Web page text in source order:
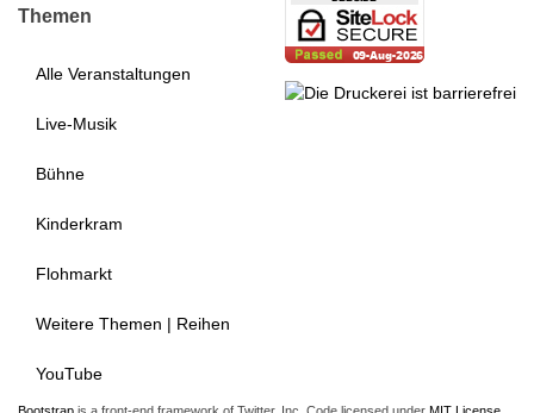
Themen
Alle Veranstaltungen
Live-Musik
Bühne
Kinderkram
Flohmarkt
Weitere Themen | Reihen
YouTube
Bootstrap is a front-end framework of Twitter, Inc. Code licensed under MIT License.